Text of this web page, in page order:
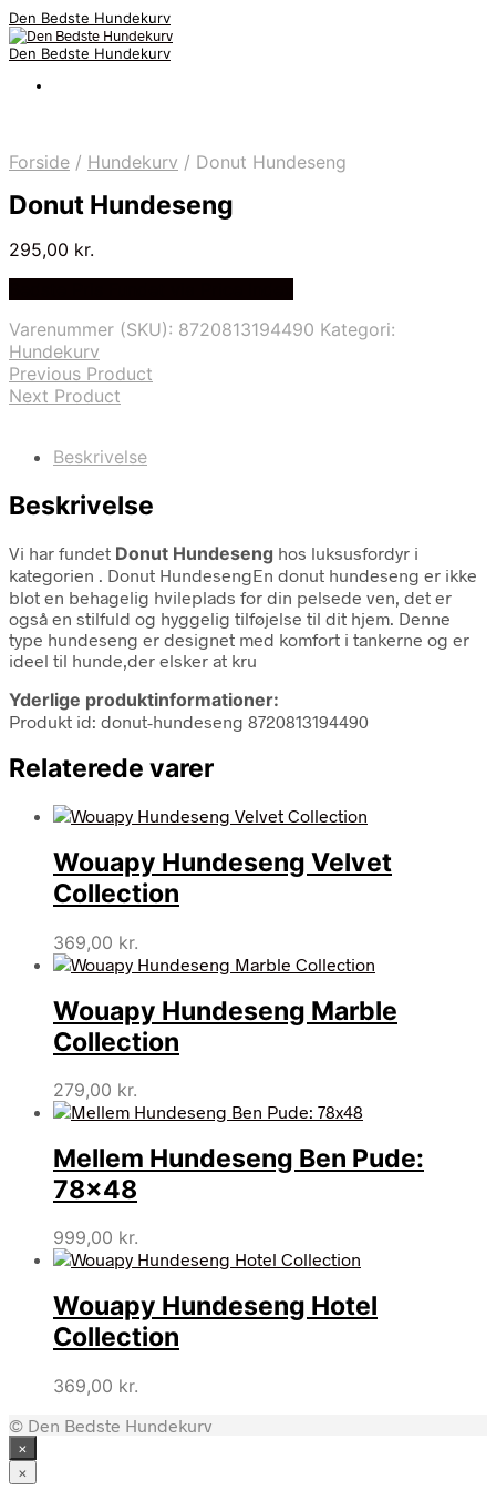
Den Bedste Hundekurv
Den Bedste Hundekurv
Forside / Hundekurv / Donut Hundeseng
Donut Hundeseng
295,00 kr.
Varenummer (SKU): 8720813194490 Kategori:
Hundekurv
Previous Product
Next Product
Beskrivelse
Beskrivelse
Vi har fundet Donut Hundeseng hos luksusfordyr i
kategorien . Donut HundesengEn donut hundeseng er ikke
blot en behagelig hvileplads for din pelsede ven, det er
også en stilfuld og hyggelig tilføjelse til dit hjem. Denne
type hundeseng er designet med komfort i tankerne og er
ideel til hunde,der elsker at kru
Yderlige produktinformationer:
Produkt id: donut-hundeseng 8720813194490
Relaterede varer
Wouapy Hundeseng Velvet
Collection
369,00 kr.
Wouapy Hundeseng Marble
Collection
279,00 kr.
Mellem Hundeseng Ben Pude:
78×48
999,00 kr.
Wouapy Hundeseng Hotel
Collection
369,00 kr.
© Den Bedste Hundekurv
×
×